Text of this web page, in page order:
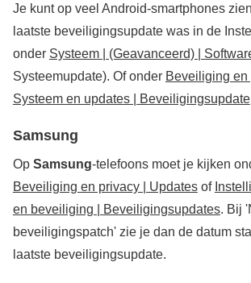
Je kunt op veel Android-smartphones
laatste beveiligingsupdate was in de
onder Systeem | (Geavanceerd) |
Systeemupdate). Of onder Beveiliging en
Systeem en updates | Beveiligingsupdate
Samsung
Op Samsung-telefoons moet je kijken
Beveiliging en privacy | Updatesof
en beveiliging | Beveiligingsupdates. Bij
beveiligingspatch' zie je dan de datum
laatste beveiligingsupdate.